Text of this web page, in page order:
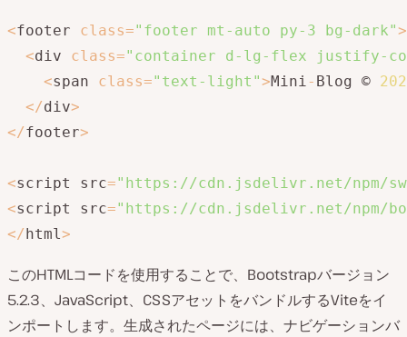
<footer class="footer mt-auto py-3 bg-dark">
<div class="container d-lg-flex justify-
<span class="text-light">Mini- Blog ©
</div>
</footer>
<script src="https://cdn.jsdelivr.net/npm/
<script src="https://cdn.jsdelivr.net/npm/
</ html>
このHTMLコードを使用することで、Bootstrapバージョン
5.2.3、JavaScript、CSSアセットをバンドルするViteをイ
ンポートします。生成されたページには、ナビゲーションバ